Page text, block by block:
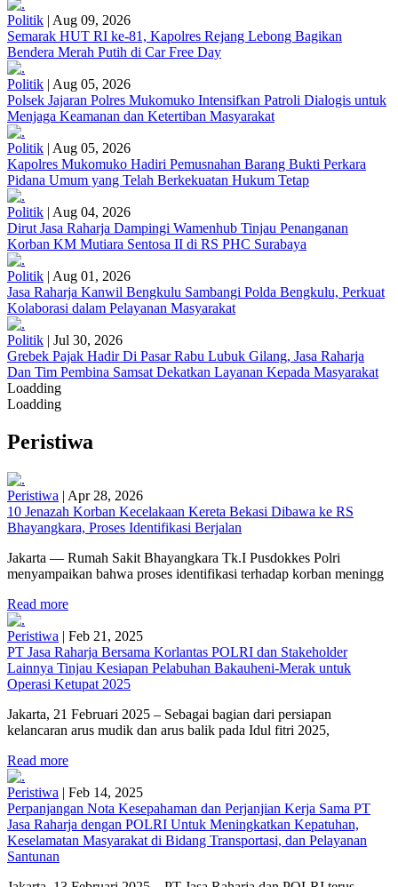
Politik | Aug 09, 2026
Semarak HUT RI ke-81, Kapolres Rejang Lebong Bagikan
Bendera Merah Putih di Car Free Day
Politik | Aug 05, 2026
Polsek Jajaran Polres Mukomuko Intensifkan Patroli Dialogis untuk
Menjaga Keamanan dan Ketertiban Masyarakat
Politik | Aug 05, 2026
Kapolres Mukomuko Hadiri Pemusnahan Barang Bukti Perkara
Pidana Umum yang Telah Berkekuatan Hukum Tetap
Politik | Aug 04, 2026
Dirut Jasa Raharja Dampingi Wamenhub Tinjau Penanganan
Korban KM Mutiara Sentosa II di RS PHC Surabaya
Politik | Aug 01, 2026
Jasa Raharja Kanwil Bengkulu Sambangi Polda Bengkulu, Perkuat
Kolaborasi dalam Pelayanan Masyarakat
Politik | Jul 30, 2026
Grebek Pajak Hadir Di Pasar Rabu Lubuk Gilang, Jasa Raharja
Dan Tim Pembina Samsat Dekatkan Layanan Kepada Masyarakat
Loadding
Loadding
Peristiwa
Peristiwa | Apr 28, 2026
10 Jenazah Korban Kecelakaan Kereta Bekasi Dibawa ke RS
Bhayangkara, Proses Identifikasi Berjalan
Jakarta — Rumah Sakit Bhayangkara Tk.I Pusdokkes Polri
menyampaikan bahwa proses identifikasi terhadap korban meningg
Read more
Peristiwa | Feb 21, 2025
PT Jasa Raharja Bersama Korlantas POLRI dan Stakeholder
Lainnya Tinjau Kesiapan Pelabuhan Bakauheni-Merak untuk
Operasi Ketupat 2025
Jakarta, 21 Februari 2025 – Sebagai bagian dari persiapan
kelancaran arus mudik dan arus balik pada Idul fitri 2025,
Read more
Peristiwa | Feb 14, 2025
Perpanjangan Nota Kesepahaman dan Perjanjian Kerja Sama PT
Jasa Raharja dengan POLRI Untuk Meningkatkan Kepatuhan,
Keselamatan Masyarakat di Bidang Transportasi, dan Pelayanan
Santunan